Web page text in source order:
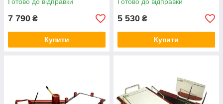
бордовий)
7 790 ₴
Купити
бордовий)
5 530 ₴
Купити